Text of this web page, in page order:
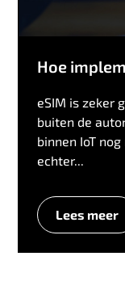
Hoe
eSIM is zeker
buiten de
binnen IoT
echter...
Lees meer